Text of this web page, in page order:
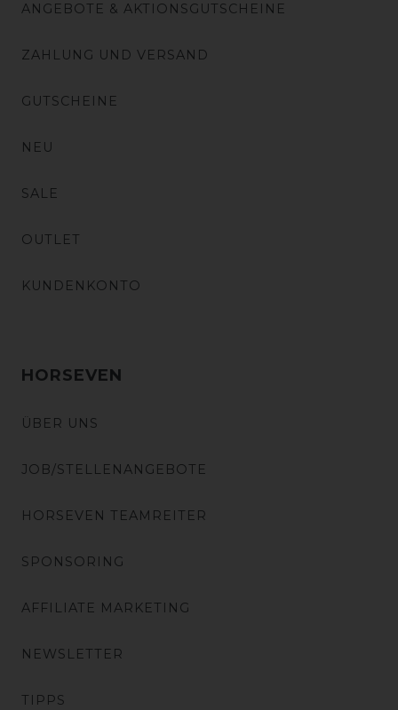
ANGEBOTE & AKTIONSGUTSCHEINE
ZAHLUNG UND VERSAND
GUTSCHEINE
NEU
SALE
OUTLET
KUNDENKONTO
HORSEVEN
ÜBER UNS
JOB/STELLENANGEBOTE
HORSEVEN TEAMREITER
SPONSORING
AFFILIATE MARKETING
NEWSLETTER
TIPPS